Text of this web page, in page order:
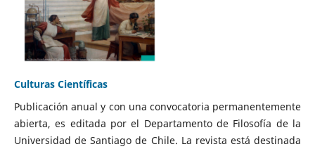
Culturas Científicas
Publicación anual y con una convocatoria permanentemente
abierta, es editada por el Departamento de Filosofía de la
Universidad de Santiago de Chile. La revista está destinada